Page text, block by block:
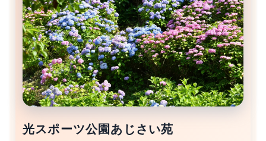
光スポーツ公園あじさい苑